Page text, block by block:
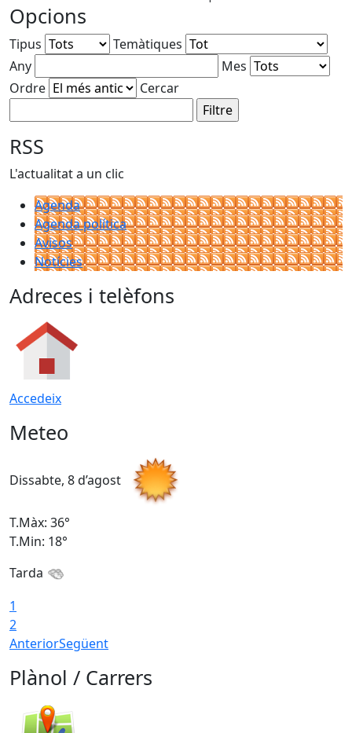
Opcions
Tipus
Temàtiques
Any
Mes
Ordre
Cercar
RSS
L'actualitat a un clic
Agenda
Agenda política
Avisos
Notícies
Adreces i telèfons
Accedeix
Meteo
Dissabte, 8 d’agost
T.Màx: 36°
T.Min: 18°
Tarda
1
2
AnteriorSegüent
Plànol / Carrers